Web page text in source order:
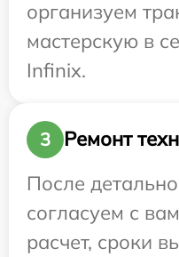
организуем
мастерскую в
Infinix.
3
Ремонт
После
согласуем с
расчет, сроки